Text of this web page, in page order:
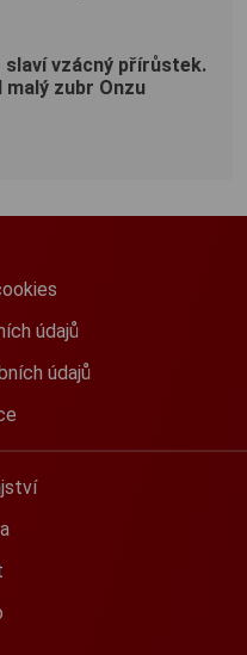
slaví vzácný přírůstek.
malý zubr Onzu
údajů
údajů